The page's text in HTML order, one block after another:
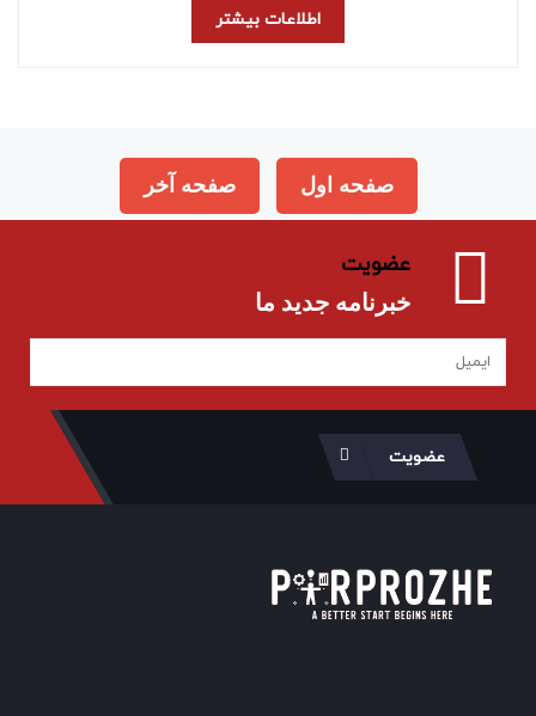
اطلاعات بیشتر
صفحه اول صفحه آخر
عضویت
خبرنامه جدید ما
عضویت